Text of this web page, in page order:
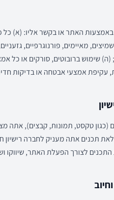
האתר או בקשר אליו: (א) כל
מאיימים, פורנוגרפיים,
ברובוטים, סורקים או כל
אמצעי אבטחה או בדיקות
טקסט, תמונות, קבצים), אתה
תכנים אתה מעניק לחברה רישיון
לצורך הפעלת האתר, שיווקו